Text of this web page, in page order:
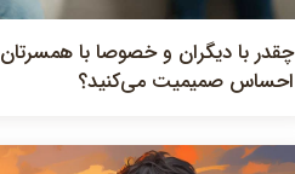
چقدر با ديگران و خصوصا با همسرتان
احساس صميميت مي‌كنيد؟